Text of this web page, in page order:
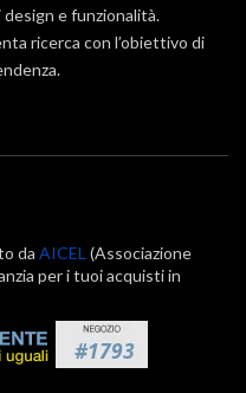
design e funzionalità.
ricerca con l’obiettivo di
da AICEL (Associazione
per i tuoi acquisti in